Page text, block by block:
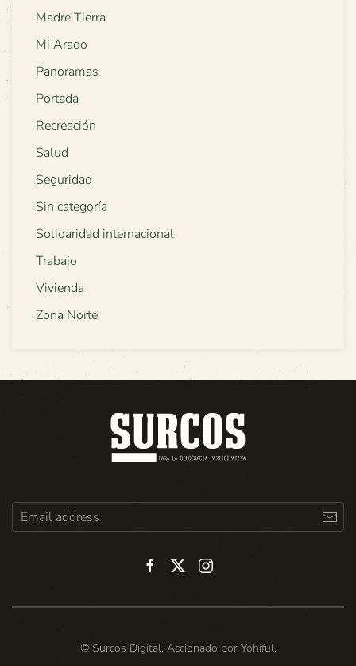
Madre Tierra
Mi Arado
Panoramas
Portada
Recreación
Salud
Seguridad
Sin categoría
Solidaridad internacional
Trabajo
Vivienda
Zona Norte
© Surcos Digital. Accionado por Yohiful.